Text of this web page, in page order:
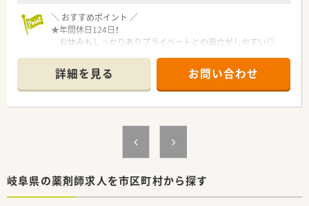
＼ おすすめポイント ／
★年間休日124日！
お休みもしっかりありプライベートとの両立がしやすい◎
安心して働ける環境を整えています。
★キャリアパス制度を導入！
「どうしたら昇給できるか？」「どうしたら昇格できるか？」が
分かりやすい体制◎
地域に根付いた薬局運営をされており、地域貢献をしたいとお
詳細を見る お問い合わせ
岐阜県の薬剤師求人を市区町村から探す